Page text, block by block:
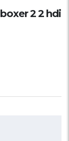
2 2 hdi